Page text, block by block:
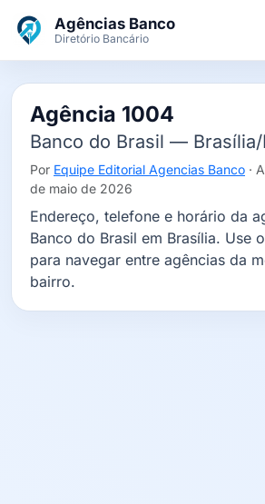
Agências Banco
Diretório Bancário
Agência 1004
Banco do Brasil — Brasília/
Por Equipe Editorial Agencias Banco ·
de maio de 2026
Endereço, telefone e horário da
Banco do Brasil em Brasília. Use
para navegar entre agências da
bairro.